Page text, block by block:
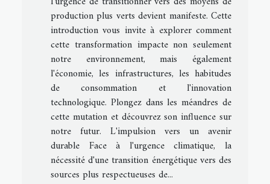
production plus verts devient manifeste. Cette
introduction vous invite à explorer comment
cette transformation impacte non seulement
notre environnement, mais également
l'économie, les infrastructures, les habitudes
de consommation et l'innovation
technologique. Plongez dans les méandres de
cette mutation et découvrez son influence sur
notre futur. L'impulsion vers un avenir
durable Face à l'urgence climatique, la
nécessité d'une transition énergétique vers des
sources plus respectueuses de...